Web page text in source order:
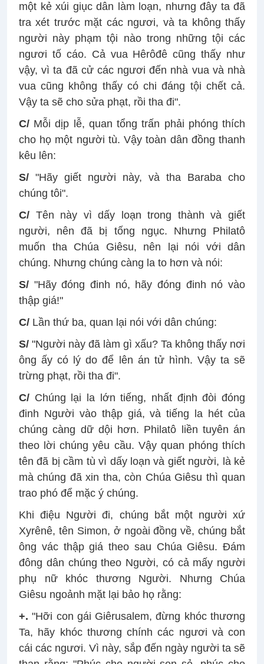
một kẻ xúi giục dân làm loạn, nhưng đây ta đã
tra xét trước mặt các ngươi, và ta không thấy
người này phạm tội nào trong những tội các
ngươi tố cáo. Cả vua Hêrôđê cũng thấy như
vậy, vì ta đã cử các ngươi đến nhà vua và nhà
vua cũng không thấy có chi đáng tội chết cả.
Vậy ta sẽ cho sửa phạt, rồi tha đi".
C/ Mỗi dịp lễ, quan tổng trấn phải phóng thích
cho họ một người tù. Vậy toàn dân đồng thanh
kêu lên:
S/ "Hãy giết người này, và tha Baraba cho
chúng tôi".
C/ Tên này vì dấy loạn trong thành và giết
người, nên đã bị tống ngục. Nhưng Philatô
muốn tha Chúa Giêsu, nên lại nói với dân
chúng. Nhưng chúng càng la to hơn và nói:
S/ "Hãy đóng đinh nó, hãy đóng đinh nó vào
thập giá!"
C/ Lần thứ ba, quan lại nói với dân chúng:
S/ "Người này đã làm gì xấu? Ta không thấy nơi
ông ấy có lý do để lên án tử hình. Vậy ta sẽ
trừng phạt, rồi tha đi".
C/ Chúng lại la lớn tiếng, nhất định đòi đóng
đinh Người vào thập giá, và tiếng la hét của
chúng càng dữ dội hơn. Philatô liền tuyên án
theo lời chúng yêu cầu. Vậy quan phóng thích
tên đã bị cầm tù vì dấy loạn và giết người, là kẻ
mà chúng đã xin tha, còn Chúa Giêsu thì quan
trao phó để mặc ý chúng.
Khi điệu Người đi, chúng bắt một người xứ
Xyrênê, tên Simon, ở ngoài đồng về, chúng bắt
ông vác thập giá theo sau Chúa Giêsu. Ðám
đông dân chúng theo Người, có cả mấy người
phụ nữ khóc thương Người. Nhưng Chúa
Giêsu ngoảnh mặt lại bảo họ rằng:
+. "Hỡi con gái Giêrusalem, đừng khóc thương
Ta, hãy khóc thương chính các ngươi và con
cái các ngươi. Vì này, sắp đến ngày người ta sẽ